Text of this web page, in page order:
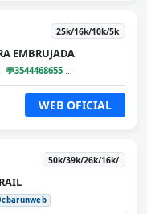
25k/16k/10k/5k
EMBRUJADA
💬3544468655
WEB OFICIAL
50k/39k/26k/16k/